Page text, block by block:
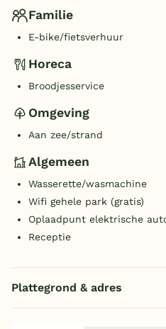
Familie
E-bike/fietsverhuur
Horeca
Broodjesservice
Omgeving
Aan zee/strand
Algemeen
Wasserette/wasmachine
Wifi gehele park (gratis)
Oplaadpunt elektrische
Receptie
Plattegrond & adres